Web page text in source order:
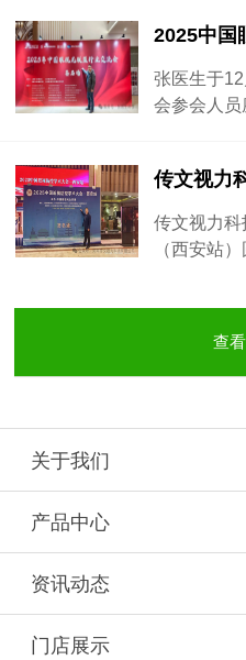
张医生于
会参会人
传文视力
（西安站
查
关于我们
产品中心
资讯动态
门店展示